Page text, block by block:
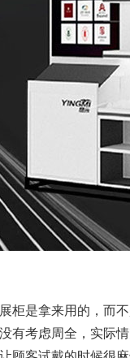
是拿来用的，而不
有考虑周全，实际